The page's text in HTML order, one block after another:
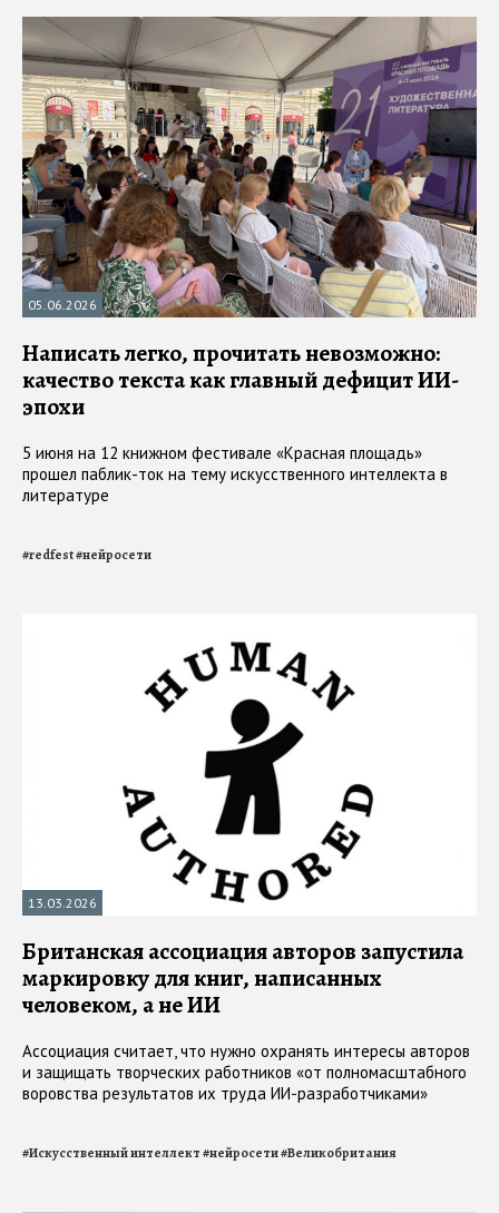
05.06.2026
Написать легко, прочитать невозможно:
качество текста как главный дефицит ИИ-
эпохи
5 июня на 12 книжном фестивале «Красная площадь»
прошел паблик-ток на тему искусственного интеллекта в
литературе
#redfest#нейросети
13.03.2026
Британская ассоциация авторов запустила
маркировку для книг, написанных
человеком, а не ИИ
Ассоциация считает, что нужно охранять интересы авторов
и защищать творческих работников «от полномасштабного
воровства результатов их труда ИИ-разработчиками»
#Искусственный интеллект#нейросети#Великобритания